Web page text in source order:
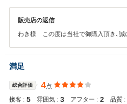
販売店の返信
わき様 この度は当社で御購入頂き､誠
ます。お車のことで何かお困りの際は
とも､どうぞよろしくお願いいたします。
満足
総合評価 4点
接客 : 5 雰囲気 : 3 アフター : 2 品質 :